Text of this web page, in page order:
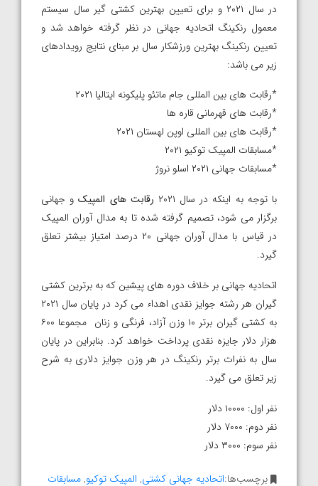
در سال ۲۰۲۱ و برای تعیین بهترین کشتی گیر سال سیستم
معمول رنکینگ اتحادیه جهانی در نظر گرفته خواهد شد و
تعیین رنکینگ بهترین ورزشکار سال بر مبنای نتایج رویدادهای
زیر می باشد:
*رقابت های بین المللی جام ماتئو پلیکونه ایتالیا ۲۰۲۱
*رقابت های قهرمانی قاره ها
*رقابت های بین المللی اوپن لهستان ۲۰۲۱
*مسابقات المپیک توکیو ۲۰۲۱
*مسابقات جهانی ۲۰۲۱ اسلو نروژ
با توجه به اینکه در سال ۲۰۲۱
رقابت های المپیکو جهانی
برگزار می شود، تصمیم گرفته شده تا به مدال آوران المپیک
در قیاس با مدال آوران جهانی ۲۰ درصد امتیاز بیشتر تعلق
گیرد.
اتحادیه جهانی بر خلاف دوره های پیشین که به برترین کشتی
گیران هر رشته جوایز نقدی اهداء می کرد در پایان سال ۲۰۲۱
به کشتی گیران برتر ۱۰ وزن آزاد، فرنگی و زنان مجموعا ۶۰۰
هزار دلار جایزه نقدی پرداخت خواهد کرد. بنابراین در پایان
سال به نفرات برتر رنکینگ در هر وزن جوایز دلاری به شرح
زیر تعلق می گیرد.
نفر اول: ۱۰۰۰۰ دلار
نفر دوم: ۷۰۰۰ دلار
نفر سوم: ۳۰۰۰ دلار
برچسب‌ها:اتحادیه جهانی کشتی, المپیک توکیو,مسابقات